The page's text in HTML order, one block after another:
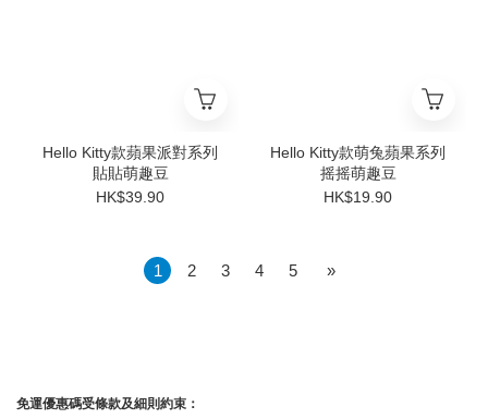
Hello Kitty款蘋果派對系列
貼貼萌趣豆
HK$39.90
Hello Kitty款萌兔蘋果系列
摇摇萌趣豆
HK$19.90
1 2 3 4 5 »
免運優惠碼受條款及細則約束：